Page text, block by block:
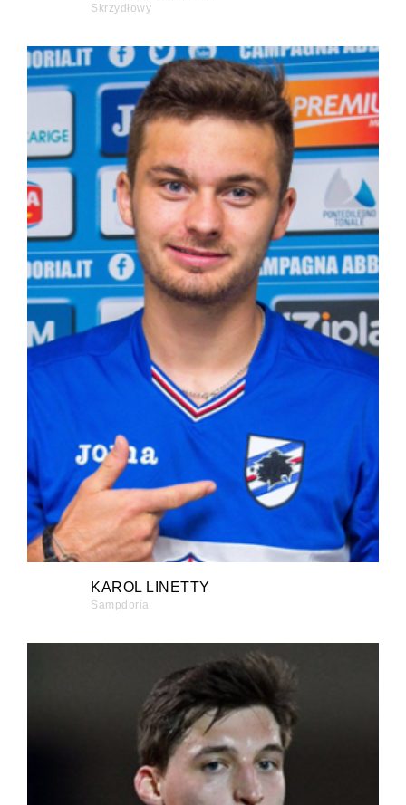
Skrzydłowy
KAROL LINETTY
Sampdoria